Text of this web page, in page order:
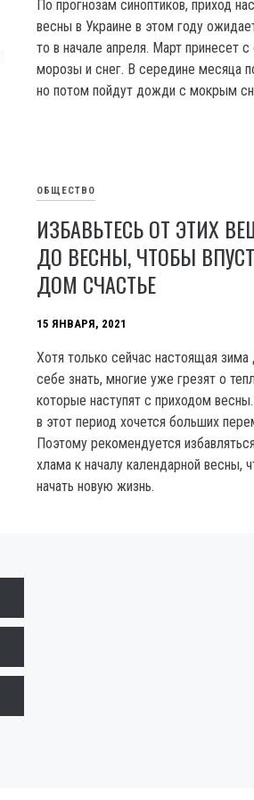
По прогнозам синоптиков, приход
весны в Украине в этом году
то в начале апреля. Март принесет с
морозы и снег. В середине месяца
но потом пойдут дожди с мокрым
ОБЩЕСТВО
ИЗБАВЬТЕСЬ ОТ ЭТИХ
ДО ВЕСНЫ, ЧТОБЫ
ДОМ СЧАСТЬЕ
15 ЯНВАРЯ, 2021
Хотя только сейчас настоящая зима
себе знать, многие уже грезят о
которые наступят с приходом
в этот период хочется больших
Поэтому рекомендуется
хлама к началу календарной весны,
начать новую жизнь.